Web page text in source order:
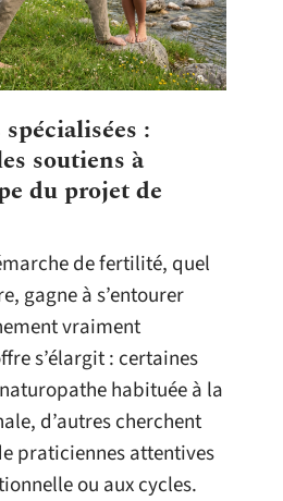
:
soutiens à
du projet de
de fertilité, quel
gagne à s’entourer
vraiment
s’élargit : certaines
habituée à la
d’autres cherchent
praticiennes attentives
ou aux cycles.